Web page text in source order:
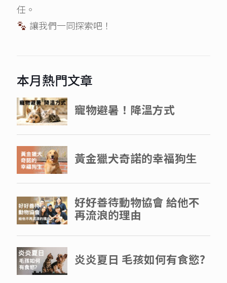
任。
讓我們一同探索吧！
本月熱門文章